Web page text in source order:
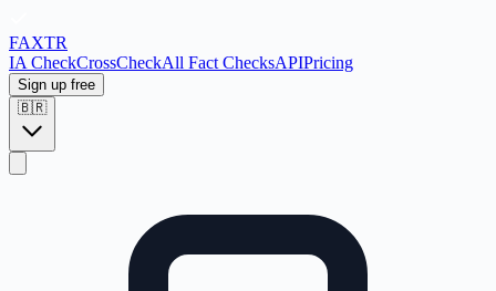
FAXTR
IA CheckCrossCheckAll Fact ChecksAPIPricing
Sign up free
🇧🇷